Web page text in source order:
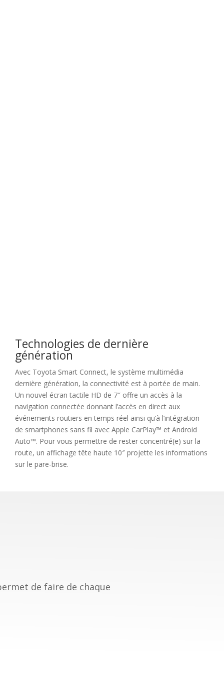
Technologies de dernière
génération
Avec Toyota Smart Connect, le système multimédia
dernière génération, la connectivité est à portée de main.
Un nouvel écran tactile HD de 7″ offre un accès à la
navigation connectée donnant l’accès en direct aux
événements routiers en temps réel ainsi qu’à l’intégration
de smartphones sans fil avec Apple CarPlay™ et Android
Auto™. Pour vous permettre de rester concentré(e) sur la
route, un affichage tête haute 10″ projette les informations
sur le pare-brise.
de faire de chaque